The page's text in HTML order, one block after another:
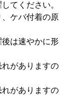
てください。
ケバ付着の原
は速やかに形
がありますの
がありますの